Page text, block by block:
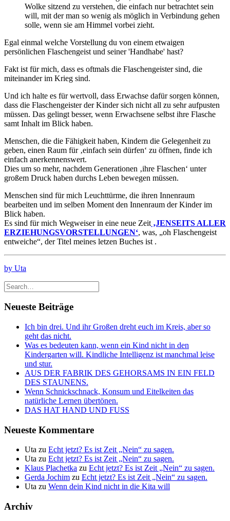
Wolke sitzend zu verstehen, die einfach nur betrachtet sein
will, mit der man so wenig als möglich in Verbindung gehen
solle, wenn sie am Himmel vorbei zieht.
Egal einmal welche Vorstellung du von einem etwaigen
persönlichen Flaschengeist und seiner 'Handhabe' hast?
Fakt ist für mich, dass es oftmals die Flaschengeister sind, die
miteinander im Krieg sind.
Und ich halte es für wertvoll, dass Erwachse dafür sorgen können,
dass die Flaschengeister der Kinder sich nicht all zu sehr aufpusten
müssen. Das gelingt besser, wenn Erwachsene selbst ihre Flasche
samt Inhalt im Blick haben.
Menschen, die die Fähigkeit haben, Kindern die Gelegenheit zu
geben, einen Raum für ‚einfach sein dürfen‘ zu öffnen, finde ich
einfach anerkennenswert.
Dies um so mehr, nachdem Generationen ‚ihre Flaschen‘ unter
großem Druck haben durchs Leben bewegen müssen.
Menschen sind für mich Leuchttürme, die ihren Innenraum
bearbeiten und im selben Moment den Innenraum der Kinder im
Blick haben.
Es sind für mich Wegweiser in eine neue Zeit ‚JENSEITS ALLER
ERZIEHUNGSVORSTELLUNGEN‘, was, „oh Flaschengeist
entweiche“, der Titel meines letzen Buches ist .
by Uta
Neueste Beiträge
Ich bin drei. Und ihr Großen dreht euch im Kreis, aber so
geht das nicht.
Was es bedeuten kann, wenn ein Kind nicht in den
Kindergarten will. Kindliche Intelligenz ist manchmal leise
und stur.
AUS DER FABRIK DES GEHORSAMS IN EIN FELD
DES STAUNENS.
Wenn Schnickschnack, Konsum und Eitelkeiten das
natürliche Lernen übertönen.
DAS HAT HAND UND FUSS
Neueste Kommentare
Uta zu Echt jetzt? Es ist Zeit „Nein“ zu sagen.
Uta zu Echt jetzt? Es ist Zeit „Nein“ zu sagen.
Klaus Plachetka zu Echt jetzt? Es ist Zeit „Nein“ zu sagen.
Gerda Jochim zu Echt jetzt? Es ist Zeit „Nein“ zu sagen.
Uta zu Wenn dein Kind nicht in die Kita will
Archiv